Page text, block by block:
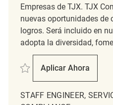
Empresas de TJX. TJX
nuevas oportunidades de
logros. Será incluido en
adopta la diversidad,
Salvar Product Management
Aplicar Ahora
Product
STAFF ENGINEER,